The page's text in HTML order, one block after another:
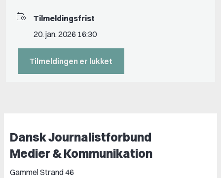
Tilmeldingsfrist
20. jan. 2026 16:30
Tilmeldingen er lukket
Dansk Journalistforbund
Medier & Kommunikation
Gammel Strand 46